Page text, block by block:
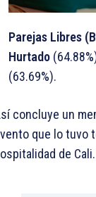
Parejas Libres
Hurtado
(63.69%).
concluye un
que lo tuvo
de